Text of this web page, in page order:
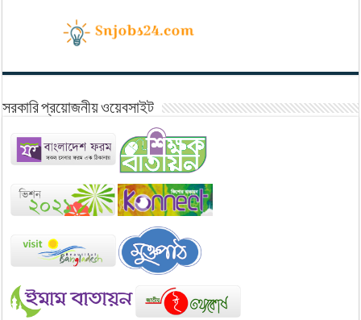
সরকারি প্রয়োজনীয় ওয়েবসাইট